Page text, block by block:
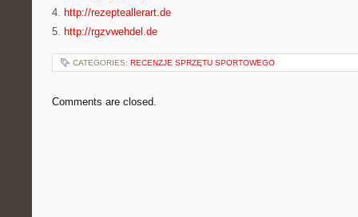
4. http://rezepteallerart.de
5. http://rgzvwehdel.de
CATEGORIES: RECENZJE SPRZĘTU SPORTOWEGO
Comments are closed.